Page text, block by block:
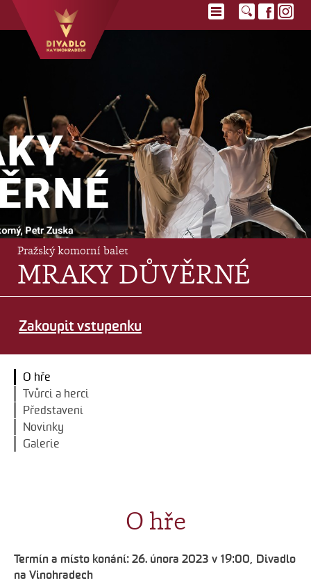
Pražský komorní balet
MRAKY DŮVĚRNÉ
Zakoupit vstupenku
O hře
Tvůrci a herci
Představení
Novinky
Galerie
O hře
Termín a místo konání: 26. února 2023 v 19:00, Divadlo
na Vinohradech